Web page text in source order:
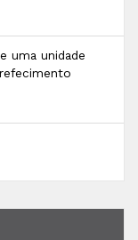
uma unidade